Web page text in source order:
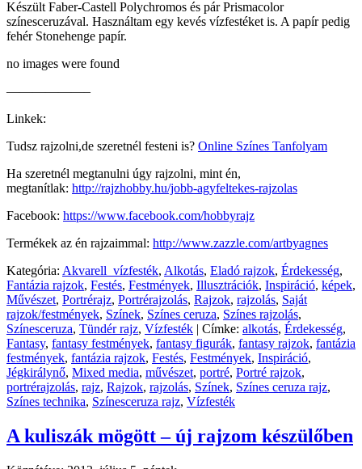
Készült Faber-Castell Polychromos és pár Prismacolor
színesceruzával. Használtam egy kevés vízfestéket is. A papír pedig
fehér Stonehenge papír.
no images were found
——————–
Linkek:
Tudsz rajzolni,de szeretnél festeni is? Online Színes Tanfolyam
Ha szeretnél megtanulni úgy rajzolni, mint én,
megtanítlak: http://rajzhobby.hu/jobb-agyfeltekes-rajzolas
Facebook: https://www.facebook.com/hobbyrajz
Termékek az én rajzaimmal: http://www.zazzle.com/artbyagnes
Kategória: Akvarell_vízfesték, Alkotás, Eladó rajzok, Érdekesség,
Fantázia rajzok, Festés, Festmények, Illusztrációk, Inspiráció, képek,
Művészet, Portrérajz, Portrérajzolás, Rajzok, rajzolás, Saját
rajzok/festmények, Színek, Színes ceruza, Színes rajzolás,
Színesceruza, Tündér rajz, Vízfesték | Címke: alkotás, Érdekesség,
Fantasy, fantasy festmények, fantasy figurák, fantasy rajzok, fantázia
festmények, fantázia rajzok, Festés, Festmények, Inspiráció,
Jégkirálynő, Mixed media, művészet, portré, Portré rajzok,
portrérajzolás, rajz, Rajzok, rajzolás, Színek, Színes ceruza rajz,
Színes technika, Színesceruza rajz, Vízfesték
A kuliszák mögött – új rajzom készülőben